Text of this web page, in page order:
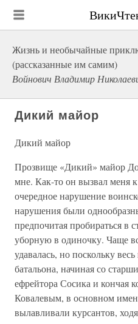
Жизнь и необычайные
(рассказанные им самим)
Войнович Владимир
Дикий майор
Дикий майор
Прозвище «Дикий» майор
мне. Как-то он вызвал меня к
очередное нарушение
нарушения были
предпочитая пробираться в
уборную в одиночку. Чаще
удавалась, но поскольку
батальона, начиная со
ефрейтора Сосика и кончая
Ковалевым, в основном
вылавливали курсантов,